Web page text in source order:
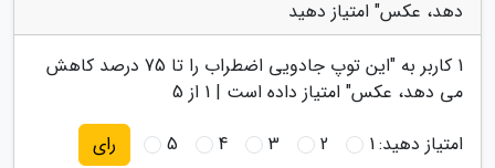
دهد، عکس" امتیاز دهید
1 کاربر به "
این توپ جادویی اضطراب را تا 75 درصد کاهش
می دهد، عکس" امتیاز داده است | 1 از 5
امتیاز دهید:1
2
3
4
5 رای